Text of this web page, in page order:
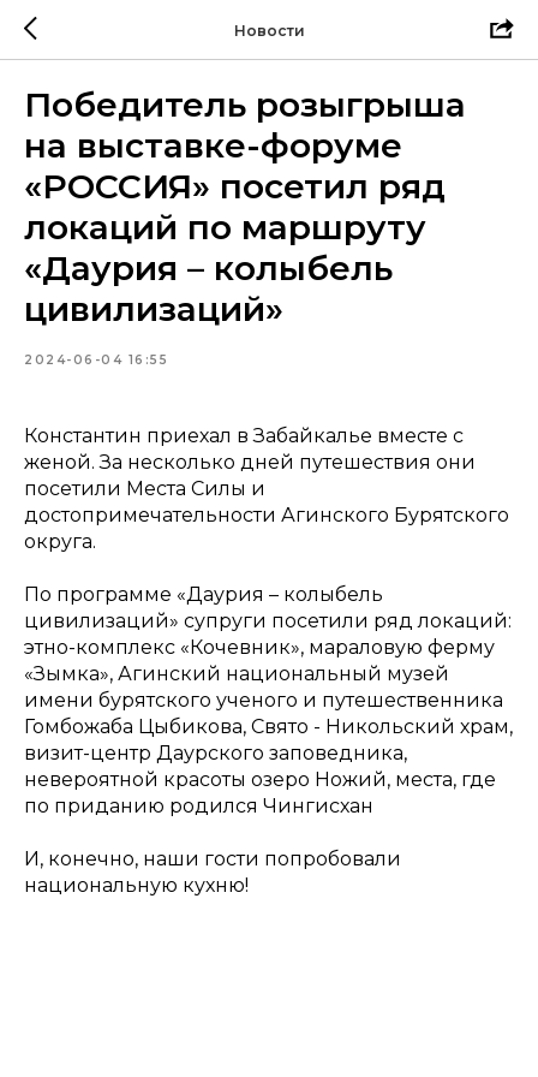
Новости
Победитель розыгрыша
на выставке-форуме
«РОССИЯ» посетил ряд
локаций по маршруту
«Даурия – колыбель
цивилизаций»
2024-06-04 16:55
Константин приехал в Забайкалье вместе с
женой. За несколько дней путешествия они
посетили Места Силы и
достопримечательности Агинского Бурятского
округа.
По программе «Даурия – колыбель
цивилизаций» супруги посетили ряд локаций:
этно-комплекс «Кочевник», мараловую ферму
«Зымка», Агинский национальный музей
имени бурятского ученого и путешественника
Гомбожаба Цыбикова, Свято - Никольский храм,
визит-центр Даурского заповедника,
невероятной красоты озеро Ножий, места, где
по приданию родился Чингисхан
И, конечно, наши гости попробовали
национальную кухню!